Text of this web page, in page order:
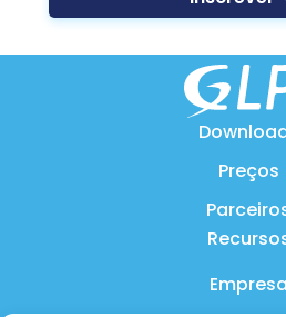
processos (incidentes,
problemas), relatórios,
treinamento de usuários.
incluem a harmonização do
serviços, exibindo-o no
realização de uma auditoria
processo para promover o
Preços
Empresa